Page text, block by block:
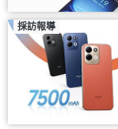
採訪報導